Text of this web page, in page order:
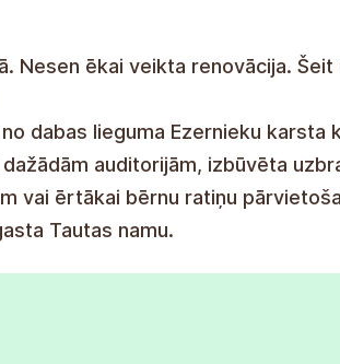
Nesen ēkai veikta renovācija.
dabas lieguma Ezernieku karsta
auditorijām, izbūvēta
vai ērtākai bērnu ratiņu
Tautas namu.